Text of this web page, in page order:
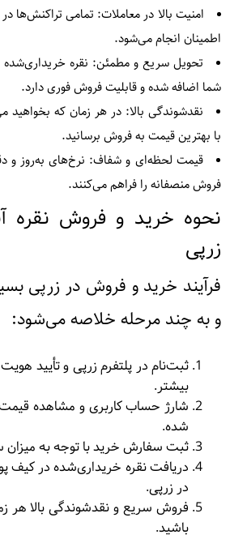
امنیت بالا در معاملات: تمامی تراکنش‌ها
اطمینان انجام می‌شود.
تحویل سریع و مطمئن: نقره
شما اضافه شده و قابلیت فروش فوری دارد.
نقدشوندگی بالا: در هر زمان که بخواهید
با بهترین قیمت به فروش برسانید.
قیمت لحظه‌ای و شفاف: نرخ‌های به‌روز و
فروش منصفانه را فراهم می‌کنند.
نحوه خرید و فروش نقره
زرپی
فرآیند خرید و فروش در زرپی
و به چند مرحله خلاصه می‌شود:
ثبت‌نام در پلتفرم زرپی و تأیید
بیشتر.
شارژ حساب کاربری و مشاهده
شده.
ثبت سفارش خرید با توجه به میزان
دریافت نقره خریداری‌شده در کیف
در زرپی.
فروش سریع و نقدشوندگی بالا هر
باشید.